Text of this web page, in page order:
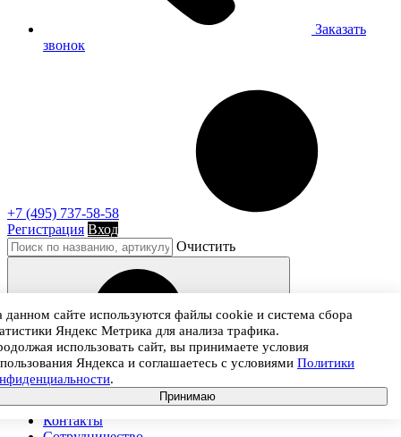
Заказать
звонок
+7 (495) 737-58-58
Регистрация Вход
Очистить
Контакты
данном сайте используются файлы cookie и система сбора
Яндекс Метрика для анализа трафика.
использовать сайт, вы принимаете условия
Яндекса и соглашаетесь с условиями Политики
.
Принимаю